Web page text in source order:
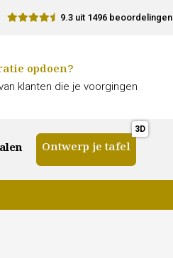
9.3 uit 1496 beoordelingen
opdoen?
klanten die je voorgingen
Ontwerp je tafel